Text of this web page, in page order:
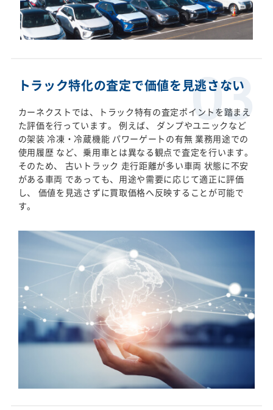
トラック特化の査定で価値を見逃さない
カーネクストでは、トラック特有の査定ポイントを踏まえ
た評価を行っています。 例えば、 ダンプやユニックなど
の架装 冷凍・冷蔵機能 パワーゲートの有無 業務用途での
使用履歴 など、乗用車とは異なる観点で査定を行います。
そのため、 古いトラック 走行距離が多い車両 状態に不安
がある車両 であっても、用途や需要に応じて適正に評価
し、 価値を見逃さずに買取価格へ反映することが可能で
す。